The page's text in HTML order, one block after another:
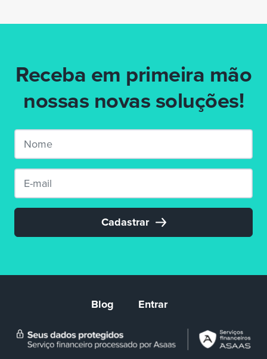
Receba em primeira mão
nossas novas soluções!
Cadastrar
Blog Entrar